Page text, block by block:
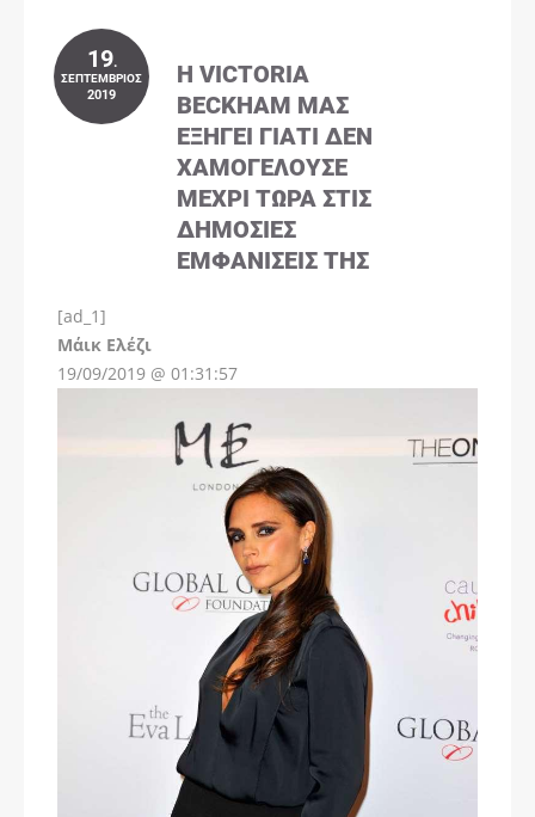
19.
ΣΕΠΤΈΜΒΡΙΟΣ
2019
Η VICTORIA
BECKHAM ΜΑΣ
ΕΞΗΓΕΊ ΓΙΑΤΊ ΔΕΝ
ΧΑΜΟΓΕΛΟΎΣΕ
ΜΈΧΡΙ ΤΏΡΑ ΣΤΙΣ
ΔΗΜΌΣΙΕΣ
ΕΜΦΑΝΊΣΕΙΣ ΤΗΣ
[ad_1]
Μάικ Ελέζι
19/09/2019 @ 01:31:57